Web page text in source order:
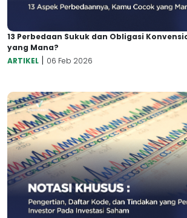
13 Perbedaan Sukuk dan Obligasi
yang Mana?
ARTIKEL | 06 Feb 2026